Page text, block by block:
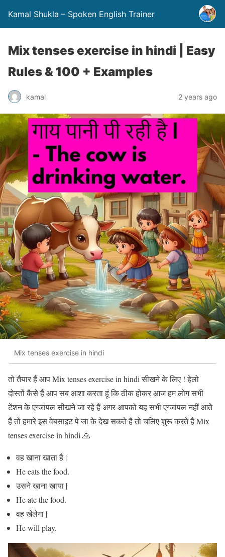
Kamal Shukla – Spoken English Trainer
Mix tenses exercise in hindi | Easy
Rules & 100 + Examples
kamal 2 years ago
Mix tenses exercise in hindi
तो तैयार हैं आप Mix tenses exercise in hindi सीखने के लिए ! हेलो
दोस्तों कैसे हैं आप सब आशा करता हूं कि ठीक होकर आज हम लोग सभी
टेंशन के एग्जांपल सीखने जा रहे हैं अगर आपको यह सभी एग्जांपल नहीं आते
हैं तो हमारे इस वेबसाइट पे जा के देख सकते है तो चलिए शुरू करते है Mix
tenses exercise in hindi 🙏
वह खाना खाता है |
He eats the food.
उसने खाना खाया |
He ate the food.
वह खेलेगा |
He will play.